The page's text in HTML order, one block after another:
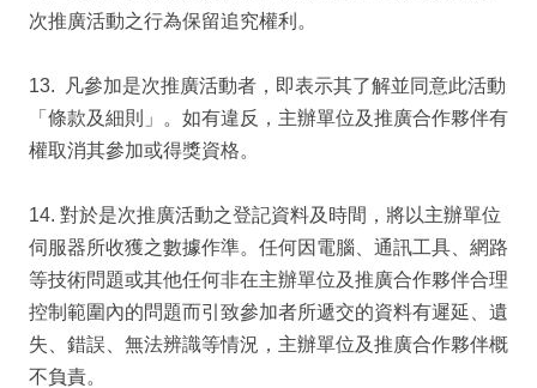
次推廣活動之行為保留追究權利。
13. 凡參加是次推廣活動者，即表示其了解並同意此活動
「條款及細則」。如有違反，主辦單位及推廣合作夥伴有
權取消其參加或得獎資格。
14. 對於是次推廣活動之登記資料及時間，將以主辦單位
伺服器所收獲之數據作準。任何因電腦、通訊工具、網路
等技術問題或其他任何非在主辦單位及推廣合作夥伴合理
控制範圍內的問題而引致參加者所遞交的資料有遲延、遺
失、錯誤、無法辨識等情況，主辦單位及推廣合作夥伴概
不負責。